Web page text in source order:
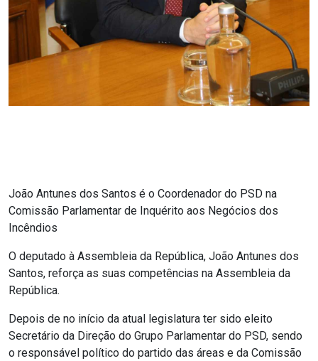
João Antunes dos Santos é o Coordenador do PSD na
Comissão Parlamentar de Inquérito aos Negócios dos
Incêndios
O deputado à Assembleia da República, João Antunes dos
Santos, reforça as suas competências na Assembleia da
República.
Depois de no início da atual legislatura ter sido eleito
Secretário da Direção do Grupo Parlamentar do PSD, sendo
o responsável político do partido das áreas e da Comissão